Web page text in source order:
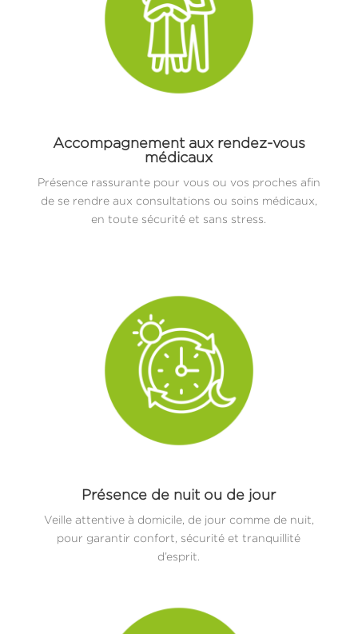
Accompagnement aux rendez-vous
médicaux
Présence rassurante pour vous ou vos proches afin
de se rendre aux consultations ou soins médicaux,
en toute sécurité et sans stress.
Présence de nuit ou de jour
Veille attentive à domicile, de jour comme de nuit,
pour garantir confort, sécurité et tranquillité
d’esprit.